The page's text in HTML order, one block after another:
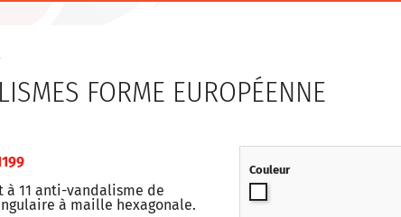
FORME EUROPÉENNE
à 11 anti-vandalisme de
à maille hexagonale.
Couleur